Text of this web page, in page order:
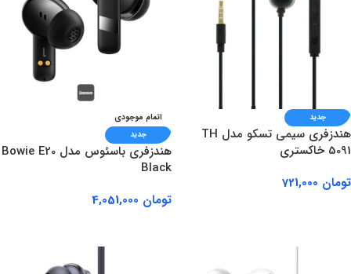
جدید
هندزفری سیمی تسکو مدل TH
5091 خاکستری
تومان
اتمام موجودی
جدید
هندزفری باسئوس مدل Bowie E20
Black
تومان